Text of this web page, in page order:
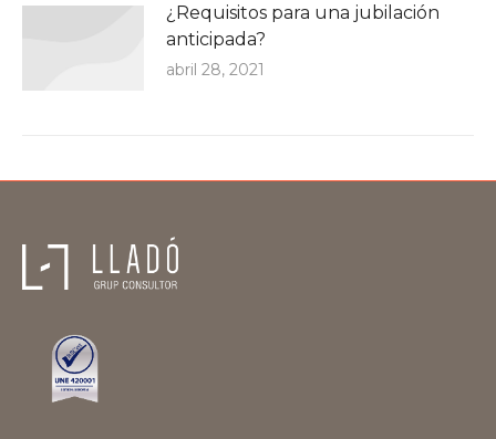
¿Requisitos para una jubilación
anticipada?
abril 28, 2021